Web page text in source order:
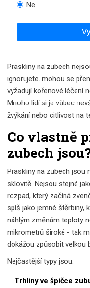
Ne
Praskliny na zubech
ignorujete, mohou se
vyžadují kořenové léčení
Mnoho lidí si je vůbec
žvýkání nebo citlivost na
Co vlastně
zubech
Praskliny na zubech jsou
sklovitě. Nejsou stejné
rozpad, který začíná
spíš jako jemné štěrbiny,
náhlým změnám teploty
mikrometrů široké - tak
dokážou způsobit velkou
Nejčastější typy jsou:
Trhliny ve špičce